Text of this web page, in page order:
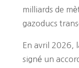
milliards de
gazoducs
En avril 2026,
signé un